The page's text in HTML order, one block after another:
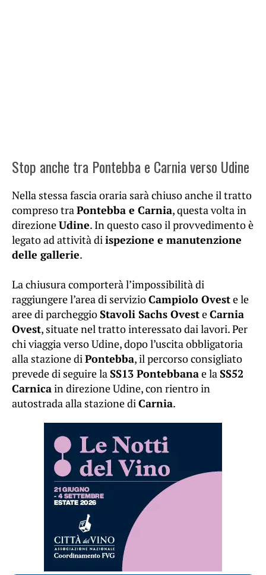
Stop anche tra Pontebba e Carnia verso Udine
Nella stessa fascia oraria sarà chiuso anche il tratto
compreso traPontebba e Carnia, questa volta in
direzioneUdine. In questo caso il provvedimento è
legato ad attività diispezione e manutenzione
delle gallerie.
La chiusura comporterà l’impossibilità di
raggiungere l’area di servizioCampiolo Oveste le
aree di parcheggioStavoli Sachs OvesteCarnia
Ovest, situate nel tratto interessato dai lavori. Per
chi viaggia verso Udine, dopo l’uscita obbligatoria
alla stazione diPontebba, il percorso consigliato
prevede di seguire laSS13 Pontebbanae laSS52
Carnicain direzione Udine, con rientro in
autostrada alla stazione diCarnia.